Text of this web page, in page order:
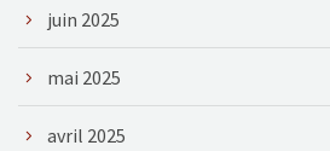
juin 2025
mai 2025
avril 2025